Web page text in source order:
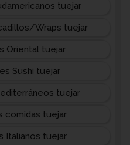
tuejar
Wraps tuejar
Oriental tuejar
Sushi tuejar
tuejar
comidas tuejar
Italianos tuejar